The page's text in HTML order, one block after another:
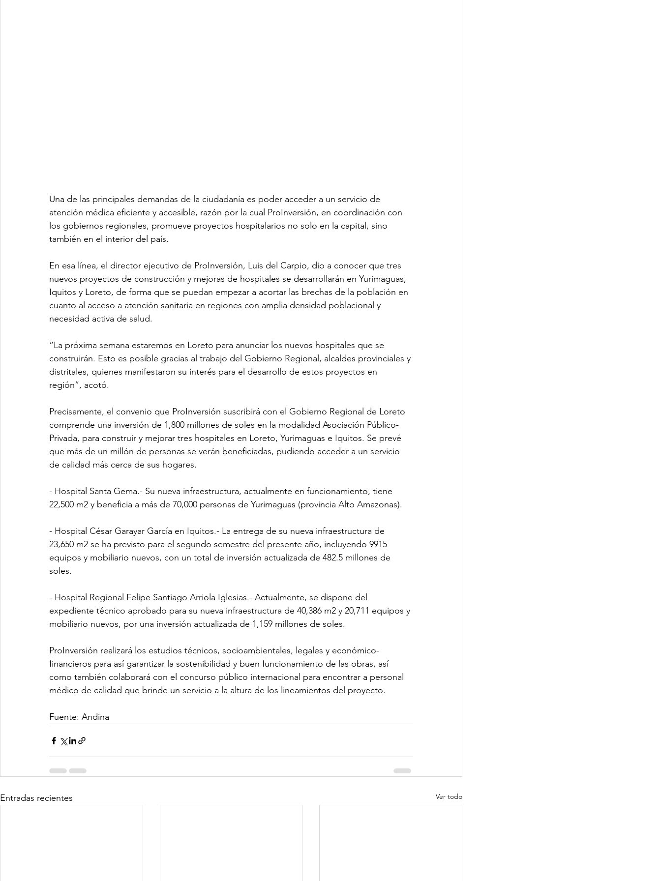
Una de las principales demandas de la ciudadanía es poder acceder a un servicio de
atención médica eficiente y accesible, razón por la cual ProInversión, en coordinación con
los gobiernos regionales, promueve proyectos hospitalarios no solo en la capital, sino
también en el interior del país.
En esa línea, el director ejecutivo de ProInversión, Luis del Carpio, dio a conocer que tres
nuevos proyectos de construcción y mejoras de hospitales se desarrollarán en Yurimaguas,
Iquitos y Loreto, de forma que se puedan empezar a acortar las brechas de la población en
cuanto al acceso a atención sanitaria en regiones con amplia densidad poblacional y
necesidad activa de salud.
“La próxima semana estaremos en Loreto para anunciar los nuevos hospitales que se
construirán. Esto es posible gracias al trabajo del Gobierno Regional, alcaldes provinciales y
distritales, quienes manifestaron su interés para el desarrollo de estos proyectos en
región”, acotó.
Precisamente, el convenio que ProInversión suscribirá con el Gobierno Regional de Loreto
comprende una inversión de 1,800 millones de soles en la modalidad Asociación Público-
Privada, para construir y mejorar tres hospitales en Loreto, Yurimaguas e Iquitos. Se prevé
que más de un millón de personas se verán beneficiadas, pudiendo acceder a un servicio
de calidad más cerca de sus hogares.
- Hospital Santa Gema.- Su nueva infraestructura, actualmente en funcionamiento, tiene
22,500 m2 y beneficia a más de 70,000 personas de Yurimaguas (provincia Alto Amazonas).
- Hospital César Garayar García en Iquitos.- La entrega de su nueva infraestructura de
23,650 m2 se ha previsto para el segundo semestre del presente año, incluyendo 9915
equipos y mobiliario nuevos, con un total de inversión actualizada de 482.5 millones de
soles.
- Hospital Regional Felipe Santiago Arriola Iglesias.- Actualmente, se dispone del
expediente técnico aprobado para su nueva infraestructura de 40,386 m2 y 20,711 equipos y
mobiliario nuevos, por una inversión actualizada de 1,159 millones de soles.
ProInversión realizará los estudios técnicos, socioambientales, legales y económico-
financieros para así garantizar la sostenibilidad y buen funcionamiento de las obras, así
como también colaborará con el concurso público internacional para encontrar a personal
médico de calidad que brinde un servicio a la altura de los lineamientos del proyecto.
Fuente: Andina
Entradas recientes Ver todo